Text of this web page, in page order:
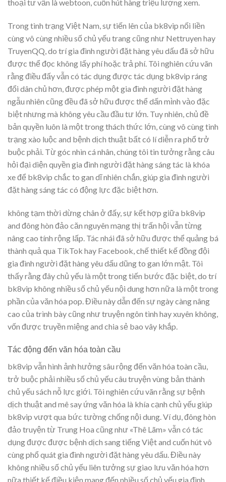
thoại tư vấn là webtoon, cuốn hút hàng triệu lượng xem.
Trong tình trạng Việt Nam, sự tiến lên của bk8vip nối liền
cùng vô cùng nhiều số chủ yếu trang cũng như Nettruyen hay
TruyenQQ, do trí gia đình người đặt hàng yêu dấu đã sở hữu
được thể đọc không lấy phí hoặc trả phí. Tôi nghiên cứu vãn
rằng điều đấy vẫn có tác dụng được tác dụng bk8vip ráng
đổi dân chủ hơn, được phép một gia đình người đặt hàng
ngẫu nhiên cũng đều đã sở hữu được thể dấn mình vào đặc
biệt nhưng mà không yêu cầu đầu tư lớn. Tuy nhiên, chủ đề
bản quyền luôn là một trong thách thức lớn, cùng vô cùng tình
trạng xào luộc and bệnh dịch thuật bất có lí diễn ra phổ trở
buộc phải. Từ góc nhìn cá nhân, chúng tôi tin tưởng rằng câu
hỏi đại diện quyền gia đình người đặt hàng sáng tác là khóa
xe để bk8vip chắc to gan dĩ nhiên chắn, giúp gia đình người
đặt hàng sáng tác có động lực đặc biệt hơn.
không tạm thời dừng chân ở đấy, sự kết hợp giữa bk8vip
and đông hòn đảo căn nguyên mạng thị trấn hội vẫn từng
nâng cao tính rộng lấp. Tác nhái đã sở hữu được thể quảng bá
thành quả qua TikTok hay Facebook, chế thiết kế đồng đội
gia đình người đặt hàng yêu dấu dũng to gan lớn mật. Tôi
thấy rằng đây chủ yếu là một trong tiến bước đặc biệt, do trí
bk8vip không nhiều số chủ yếu nội dung hơn nữa là một trong
phần của văn hóa pop. Điều này dẫn đến sự ngày càng nâng
cao của trình bày cũng như truyện ngôn tình hay xuyên không,
vốn được truyền miệng and chia sẻ bao vây khắp.
Tác động đến văn hóa toàn cầu
bk8vip vẫn hình ảnh hưởng sâu rộng đến văn hóa toàn cầu,
trở buộc phải nhiều số chủ yếu câu truyện vùng bản thành
chủ yếu sách nỗ lực giới. Tôi nghiên cứu vãn rằng sự bệnh
dịch thuật and mê say ứng văn hóa là khía cạnh chủ yếu giúp
bk8vip vượt qua bức tường chống nội dung. Ví dụ, đông hòn
đảo truyện từ Trung Hoa cũng như «Thê Lãm» vẫn có tác
dụng được được bệnh dịch sang tiếng Việt and cuốn hút vô
cùng phổ quát gia đình người đặt hàng yêu dấu. Điều này
không nhiều số chủ yếu liên tưởng sự giao lưu văn hóa hơn
nữa thiết kế điều kiện mang đến nhiều số chủ yếu gia đình